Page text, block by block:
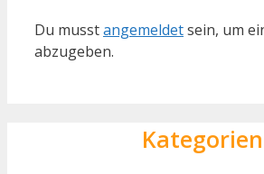
Du musstangemeldetsein, um
abzugeben.
Kategorien